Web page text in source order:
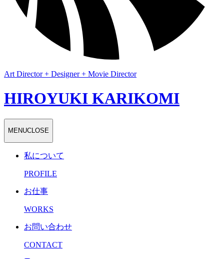
Art Director + Designer + Movie Director
HIROYUKI KARIKOMI
MENUCLOSE
私について
PROFILE
お仕事
WORKS
お問い合わせ
CONTACT